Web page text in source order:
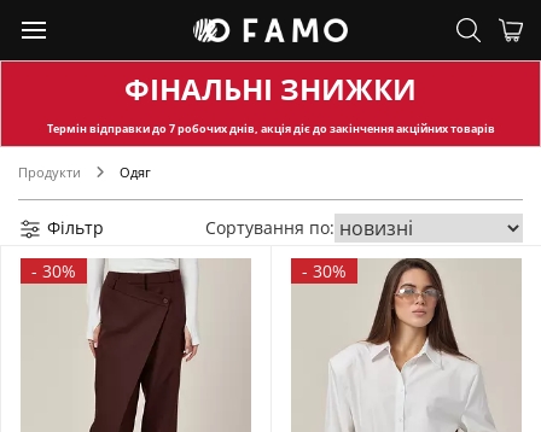
ФІНАЛЬНІ ЗНИЖКИ
Термін відправкидо 7 робочих днів, акція діє до закінчення акційних товарів
Продукти Одяг
Фільтр
Сортування по:
- 30% - 30%